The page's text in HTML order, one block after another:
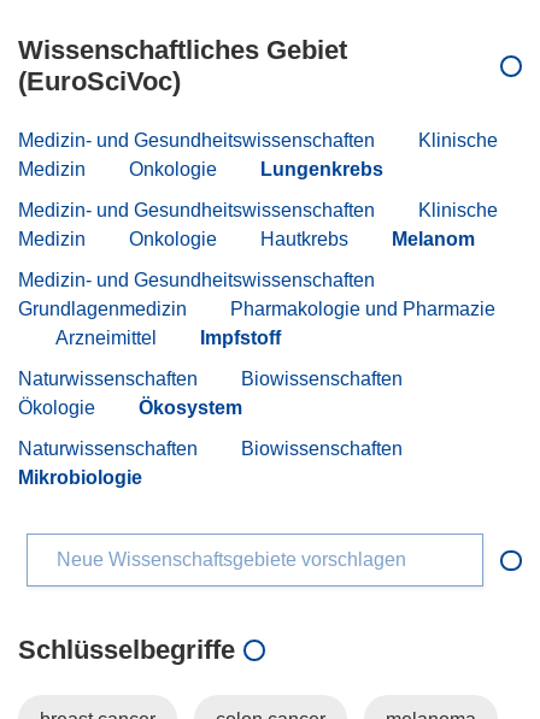
Wissenschaftliches Gebiet
(EuroSciVoc)
Medizin- und Gesundheitswissenschaften
Klinische
Medizin
Onkologie
Lungenkrebs
Medizin- und Gesundheitswissenschaften
Klinische
Medizin
Onkologie Hautkrebs
Melanom
Medizin- und Gesundheitswissenschaften
Grundlagenmedizin
Pharmakologie und Pharmazie
Arzneimittel
Impfstoff
Naturwissenschaften
Biowissenschaften
Ökologie
Ökosystem
Naturwissenschaften
Biowissenschaften
Mikrobiologie
Neue Wissenschaftsgebiete vorschlagen
Schlüsselbegriffe